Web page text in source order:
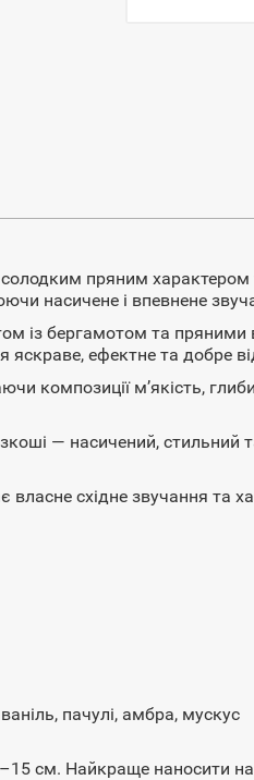
пряним
насичене і впевнене
із бергамотом та пряними
ефектне та добре
композиції м’якість,
— насичений,
східне звучання та
пачулі, амбра, мускус
см. Найкраще наносити